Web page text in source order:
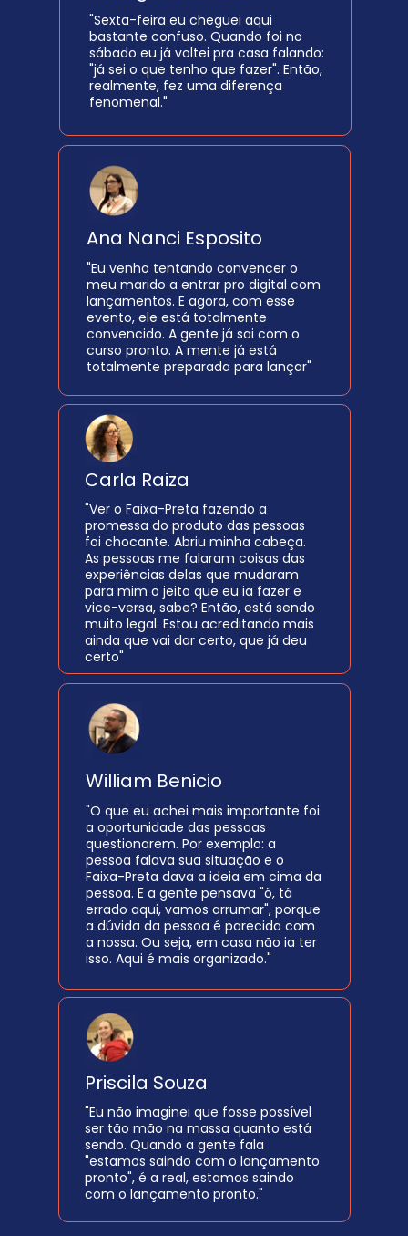
"Sexta-feira eu cheguei aqui
bastante confuso. Quando foi no
sábado eu já voltei pra casa falando:
"já sei o que tenho que fazer". Então,
realmente, fez uma diferença
fenomenal."
Carla Raiza
"Ver o Faixa-Preta fazendo a
promessa do produto das pessoas
foi chocante. Abriu minha cabeça.
As pessoas me falaram coisas das
experiências delas que mudaram
para mim o jeito que eu ia fazer e
vice-versa, sabe? Então, está sendo
muito legal. Estou acreditando mais
ainda que vai dar certo, que já deu
certo"
Ana Nanci Esposito
"Eu venho tentando convencer o
meu marido a entrar pro digital com
lançamentos. E agora, com esse
evento, ele está totalmente
convencido. A gente já sai com o
curso pronto. A mente já está
totalmente preparada para lançar"
William Benicio
Priscila Souza
"O que eu achei mais importante foi
a oportunidade das pessoas
questionarem. Por exemplo: a
pessoa falava sua situação e o
Faixa-Preta dava a ideia em cima da
pessoa. E a gente pensava "ó, tá
errado aqui, vamos arrumar", porque
a dúvida da pessoa é parecida com
a nossa. Ou seja, em casa não ia ter
isso. Aqui é mais organizado."
"Eu não imaginei que fosse possível
ser tão mão na massa quanto está
sendo. Quando a gente fala
"estamos saindo com o lançamento
pronto", é a real, estamos saindo
com o lançamento pronto."